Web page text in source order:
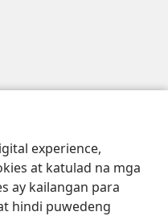
experience,
at katulad na mga
ay kailangan para
hindi puwedeng